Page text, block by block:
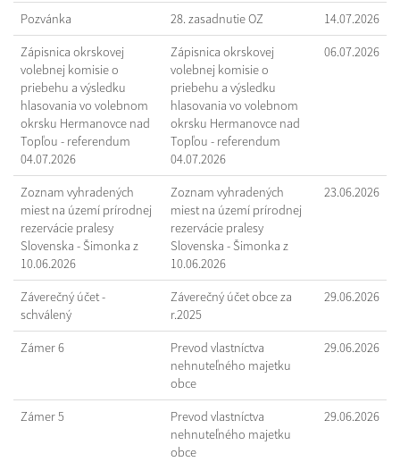
Pozvánka 28. zasadnutie OZ 14.07.2026
Zápisnica okrskovej
volebnej komisie o
priebehu a výsledku
hlasovania vo volebnom
okrsku Hermanovce nad
Topľou - referendum
04.07.2026
Zápisnica okrskovej
volebnej komisie o
priebehu a výsledku
hlasovania vo volebnom
okrsku Hermanovce nad
Topľou - referendum
04.07.2026
06.07.2026
Zoznam vyhradených
miest na území prírodnej
rezervácie pralesy
Slovenska - Šimonka z
10.06.2026
Zoznam vyhradených
miest na území prírodnej
rezervácie pralesy
Slovenska - Šimonka z
10.06.2026
23.06.2026
Záverečný účet -
schválený
Záverečný účet obce za
r.2025
29.06.2026
Zámer 6
Prevod vlastníctva
nehnuteľného majetku
obce
29.06.2026
Zámer 5
Prevod vlastníctva
nehnuteľného majetku
obce
29.06.2026